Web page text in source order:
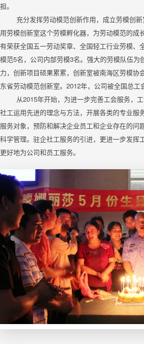
担。
充分发挥劳动模范创新作用，成立劳模创新
用劳模创新室这个劳模孵化器，为劳动模范的成
有荣获全国五一劳动奖章、全国轻工行业劳模、
模范5名，公司内部劳模3名。强大的劳模队伍为
力，创新项目硕果累累，创新室被南海区劳模协
东省劳动模范创新室。2012年，公司被全国总工
从2015年开始，为进一步完善工会服务，工
社工运用先进的理念与方法，开展各类的专业服
服务对象，预防和解决企业员工和企业存在的问
科学管理。驻企社工服务的引进，更进一步发挥
更好地为公司和员工服务。